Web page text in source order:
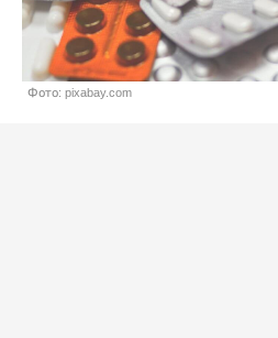
Фото: pixabay.com